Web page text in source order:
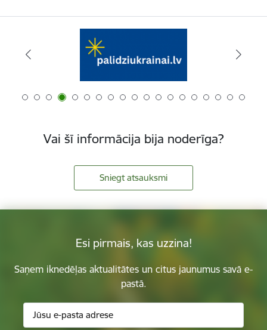
Vai šī informācija bija noderīga?
Sniegt atsauksmi
Esi pirmais, kas uzzina!
Saņem iknedēļas aktualitātes un citus jaunumus savā e-
pastā.